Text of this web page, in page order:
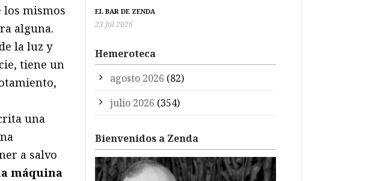
los mismos
alguna.
la luz y
tiene un
una
a salvo
máquina
EL BAR DE ZENDA
23 Jul 2026
Hemeroteca
agosto 2026 (82)
julio 2026 (354)
Bienvenidos a Zenda